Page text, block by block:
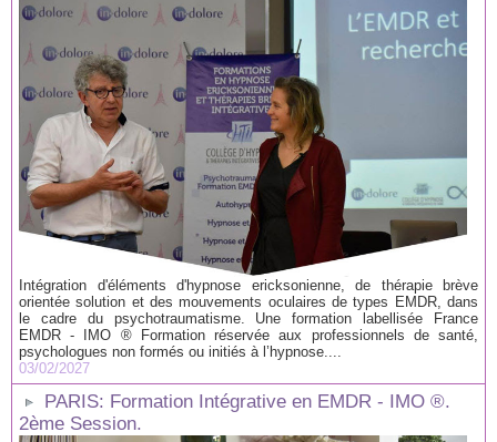
Intégration d'éléments d'hypnose ericksonienne, de thérapie brève
orientée solution et des mouvements oculaires de types EMDR, dans
le cadre du psychotraumatisme. Une formation labellisée France
EMDR - IMO ® Formation réservée aux professionnels de santé,
psychologues non formés ou initiés à l’hypnose....
03/02/2027
PARIS: Formation Intégrative en EMDR - IMO ®.
2ème Session.